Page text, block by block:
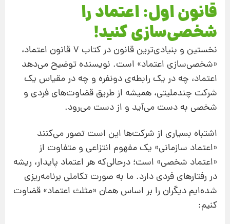
قانون اول: اعتماد را
شخصی‌سازی کنید!
نخستین و بنیادی‌ترین قانون در کتاب 7 قانون اعتماد،
«شخصی‌سازی اعتماد» است. نویسنده توضیح می‌دهد
اعتماد، چه در یک رابطه‌ی دونفره و چه در مقیاس یک
شرکت چندملیتی، همیشه از طریق قضاوت‌های فردی و
شخصی به دست می‌آید و از دست می‌رود.
اشتباه بسیاری از شرکت‌ها این است تصور می‌کنند
«اعتماد سازمانی» یک مفهوم انتزاعی و متفاوت از
«اعتماد شخصی» است؛ درحالی‌که هر اعتماد پایدار، ریشه
در رفتارهای فردی دارد. ما به صورت تکاملی برنامه‌ریزی
شده‌ایم دیگران را بر اساس همان «مثلث اعتماد» قضاوت
کنیم: